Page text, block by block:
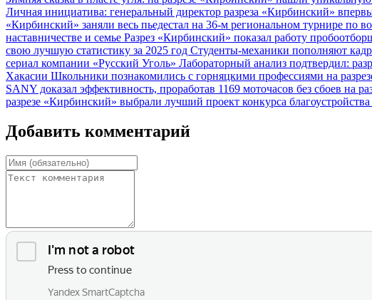
Личная инициатива: генеральный директор разреза «Кирбинский»
«Кирбинский» заняли весь пьедестал на 36-м региональном турнире по
наставничестве и семье Разрез «Кирбинский» показал работу
свою лучшую статистику за 2025 год Студенты-механики пополняют
сериал компании «Русский Уголь» Лабораторный анализ подтвердил:
Хакасии Школьники познакомились с горняцкими профессиями на
SANY доказал эффективность, проработав 1169 моточасов без сбоев на
разрезе «Кирбинский» выбрали лучший проект конкурса
Добавить комментарий